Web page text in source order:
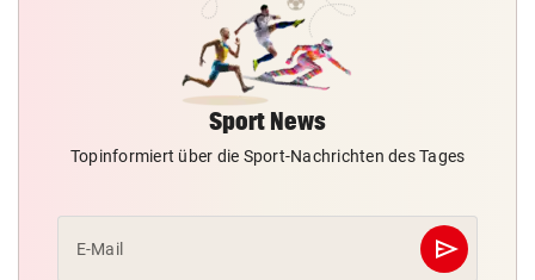
Sport News
Topinformiert über die Sport-Nachrichten des Tages
E-Mail send
Abschicken